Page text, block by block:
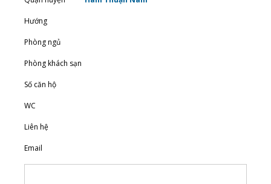
Hướng
Phòng ngủ
Phòng khách sạn
Số căn hộ
WC
Liên hệ
Email